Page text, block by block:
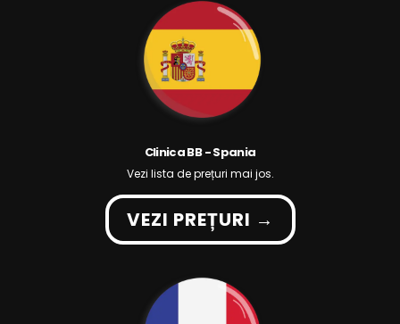
Clinica BB - Spania
Vezi lista de prețuri mai jos.
VEZI PREȚURI →